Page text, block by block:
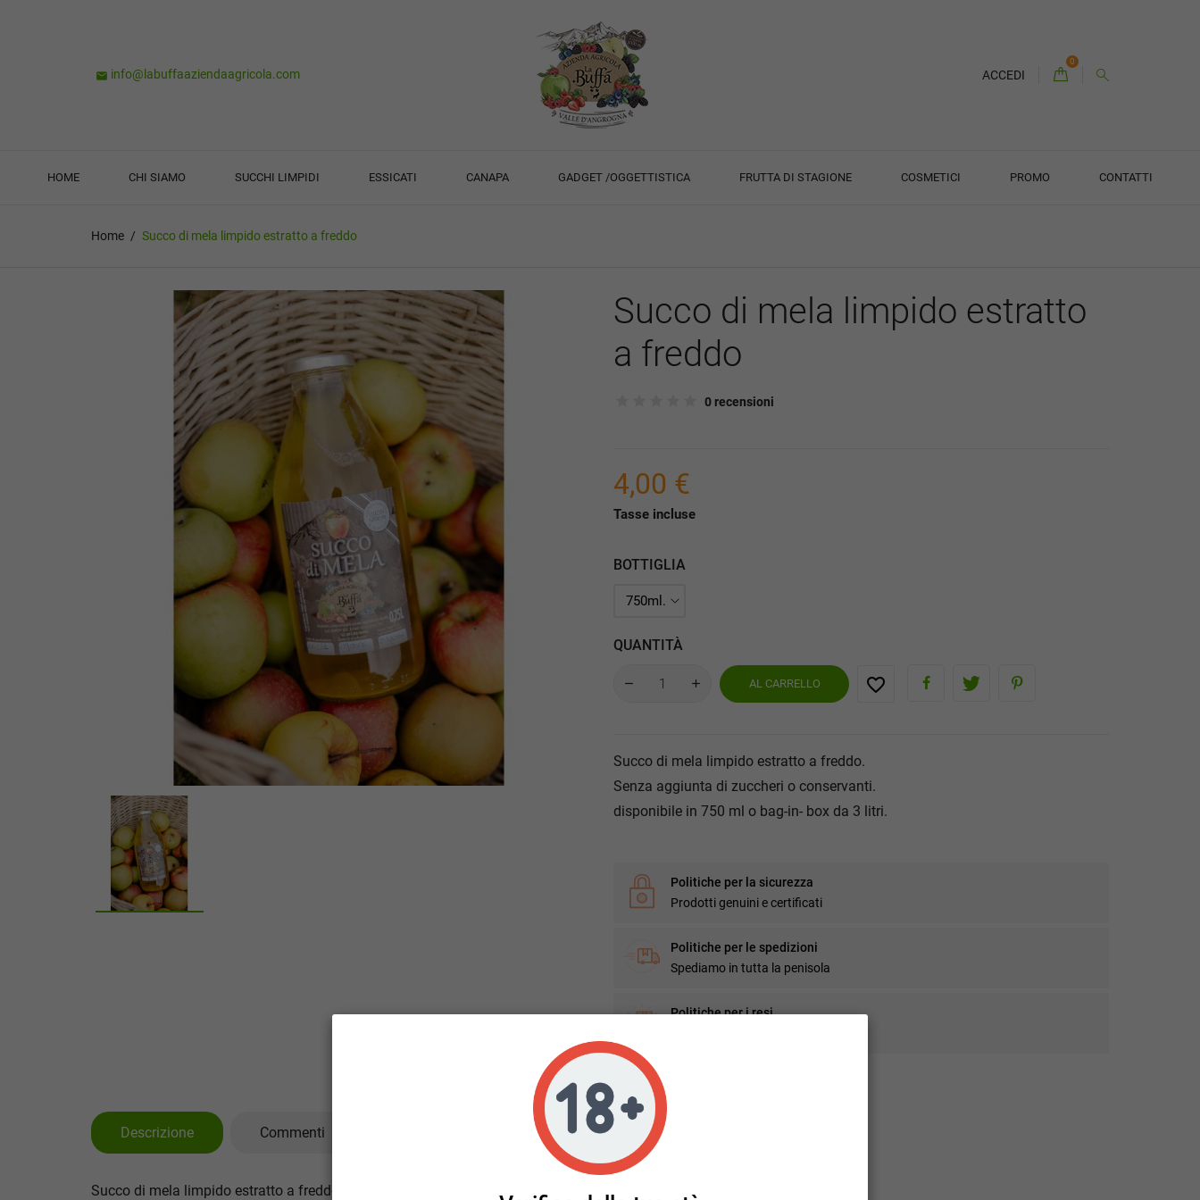
 info@labuffaaziendaagricola.com ACCEDI
0
HOME CHI SIAMO SUCCHI LIMPIDI ESSICATI CANAPA GADGET /OGGETTISTICA FRUTTA DI STAGIONE COSMETICI PROMO CONTATTI
Home Succo di mela limpido estratto a freddo
Succo di mela limpido estratto
a freddo
0 recensioni
4,00 €
Tasse incluse
BOTTIGLIA
QUANTITÀ
AL CARRELLO favorite_border
Succo di mela limpido estratto a freddo.
Senza aggiunta di zuccheri o conservanti.
disponibile in 750 ml o bag-in- box da 3 litri.
Politiche per la sicurezza
Prodotti genuini e certificati
Politiche per le spedizioni
Spediamo in tutta la penisola
Politiche per i resi
Descrizione Commenti
Succo di mela limpido estratto a freddo.